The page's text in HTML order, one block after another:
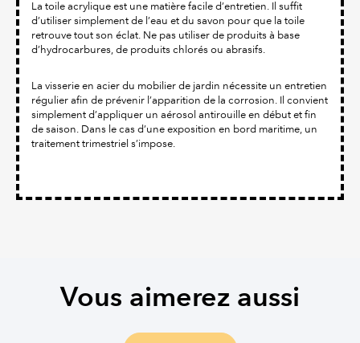
La toile acrylique est une matière facile d’entretien. Il suffit
d’utiliser simplement de l’eau et du savon pour que la toile
retrouve tout son éclat. Ne pas utiliser de produits à base
d’hydrocarbures, de produits chlorés ou abrasifs.
La visserie en acier du mobilier de jardin nécessite un entretien
régulier afin de prévenir l’apparition de la corrosion. Il convient
simplement d’appliquer un aérosol antirouille en début et fin
de saison. Dans le cas d’une exposition en bord maritime, un
traitement trimestriel s’impose.
Vous aimerez aussi